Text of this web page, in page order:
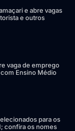
e abre vagas
e outros
vaga de emprego
Ensino Médio
para os
confira os nomes